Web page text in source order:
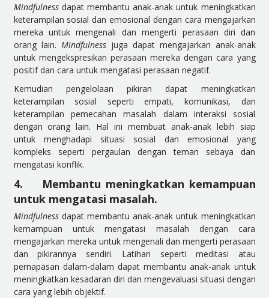
Mindfulnessdapat membantu anak-anak untuk meningkatkan
keterampilan sosial dan emosional dengan cara mengajarkan
mereka untuk mengenali dan mengerti perasaan diri dan
orang lain. Mindfulnessjuga dapat mengajarkan anak-anak
untuk mengekspresikan perasaan mereka dengan cara yang
positif dan cara untuk mengatasi perasaan negatif.
Kemudian pengelolaan pikiran dapat meningkatkan
keterampilan sosial seperti empati, komunikasi, dan
keterampilan pemecahan masalah dalam interaksi sosial
dengan orang lain. Hal ini membuat anak-anak lebih siap
untuk menghadapi situasi sosial dan emosional yang
kompleks seperti pergaulan dengan teman sebaya dan
mengatasi konflik.
4.
Membantu meningkatkan kemampuan
untuk mengatasi masalah.
Mindfulnessdapat membantu anak-anak untuk meningkatkan
kemampuan untuk mengatasi masalah dengan cara
mengajarkan mereka untuk mengenali dan mengerti perasaan
dan pikirannya sendiri. Latihan seperti meditasi atau
pernapasan dalam-dalam dapat membantu anak-anak untuk
meningkatkan kesadaran diri dan mengevaluasi situasi dengan
cara yang lebih objektif.